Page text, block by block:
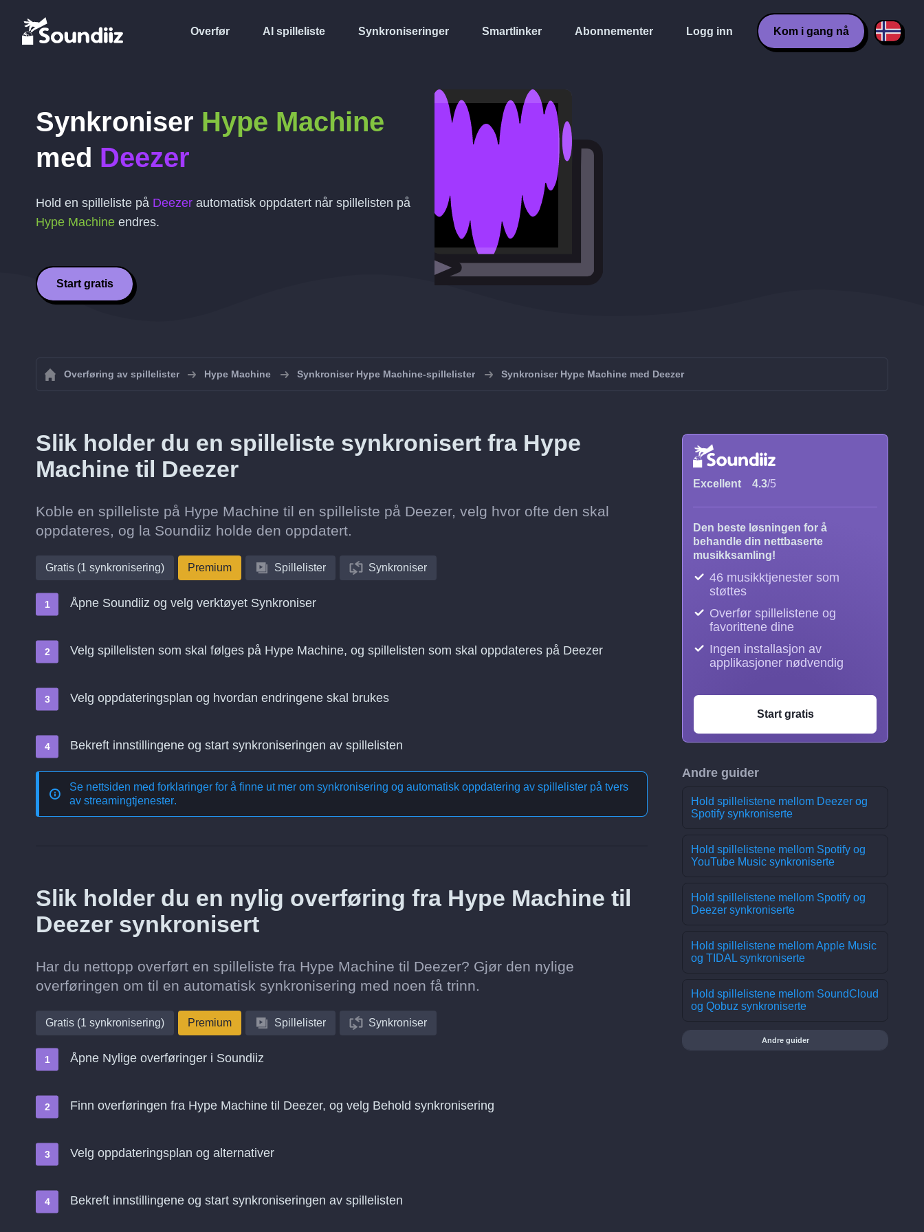
Overfør AI spilleliste Synkroniseringer Smartlinker Abonnementer Logg inn Kom i gang nå
Synkroniser Hype Machine
med Deezer
Hold en spilleliste på Deezer automatisk oppdatert når spillelisten på
Hype Machine endres.
Start gratis
Overføring av spillelister Hype Machine Synkroniser Hype Machine-spillelister Synkroniser Hype Machine med Deezer
Slik holder du en spilleliste synkronisert fra Hype
Machine til Deezer
Koble en spilleliste på Hype Machine til en spilleliste på Deezer, velg hvor ofte den skal
oppdateres, og la Soundiiz holde den oppdatert.
Gratis (1 synkronisering) Premium Spillelister Synkroniser
Åpne Soundiiz og velg verktøyet Synkroniser
Velg spillelisten som skal følges på Hype Machine, og spillelisten som skal oppdateres på Deezer
Velg oppdateringsplan og hvordan endringene skal brukes
Bekreft innstillingene og start synkroniseringen av spillelisten
Se nettsiden med forklaringer for å finne ut mer om synkronisering og automatisk oppdatering av spillelister på tvers
av streamingtjenester.
Slik holder du en nylig overføring fra Hype Machine til
Deezer synkronisert
Har du nettopp overført en spilleliste fra Hype Machine til Deezer? Gjør den nylige
overføringen om til en automatisk synkronisering med noen få trinn.
Gratis (1 synkronisering) Premium Spillelister Synkroniser
Åpne Nylige overføringer i Soundiiz
Finn overføringen fra Hype Machine til Deezer, og velg Behold synkronisering
Velg oppdateringsplan og alternativer
Bekreft innstillingene og start synkroniseringen av spillelisten
Excellent 4.3/5
Den beste løsningen for å
behandle din nettbaserte
musikksamling!
46 musikktjenester som
støttes
Overfør spillelistene og
favorittene dine
Ingen installasjon av
applikasjoner nødvendig
Start gratis
Andre guider
Hold spillelistene mellom Deezer og
Spotify synkroniserte
Hold spillelistene mellom Spotify og
YouTube Music synkroniserte
Hold spillelistene mellom Spotify og
Deezer synkroniserte
Hold spillelistene mellom Apple Music
og TIDAL synkroniserte
Hold spillelistene mellom SoundCloud
og Qobuz synkroniserte
Andre guider